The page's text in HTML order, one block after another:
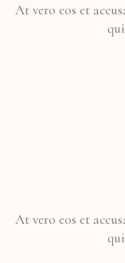
At vero eos et
At vero eos et